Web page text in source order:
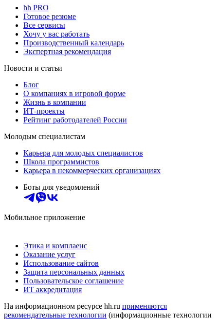
hh PRO
Готовое резюме
Все сервисы
Хочу у вас работать
Производственный календарь
Экспертная рекомендация
Новости и статьи
Блог
О компаниях в игровой форме
Жизнь в компании
ИТ-проекты
Рейтинг работодателей России
Молодым специалистам
Карьера для молодых специалистов
Школа программистов
Карьера в некоммерческих организациях
Боты для уведомлений
Мобильное приложение
Этика и комплаенс
Оказание услуг
Использование сайтов
Защита персональных данных
Пользовательское соглашение
ИТ аккредитация
На информационном ресурсе hh.ru применяются
рекомендательные технологии (информационные технологии